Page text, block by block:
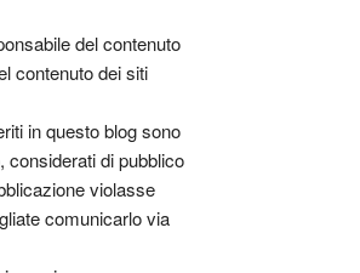
del contenuto
contenuto dei siti
in questo blog sono
considerati di pubblico
violasse
comunicarlo via